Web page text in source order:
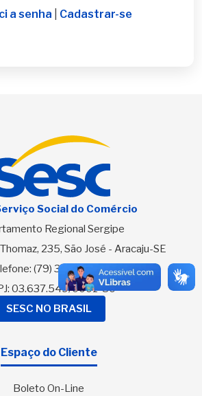
a senha Cadastrar-se
Social do Comércio
Regional Sergipe
235, São José - Aracaju-SE
(79) 3216-2700
03.637.549/0001-80
SESC NO BRASIL
Espaço do Cliente
Boleto On-Line